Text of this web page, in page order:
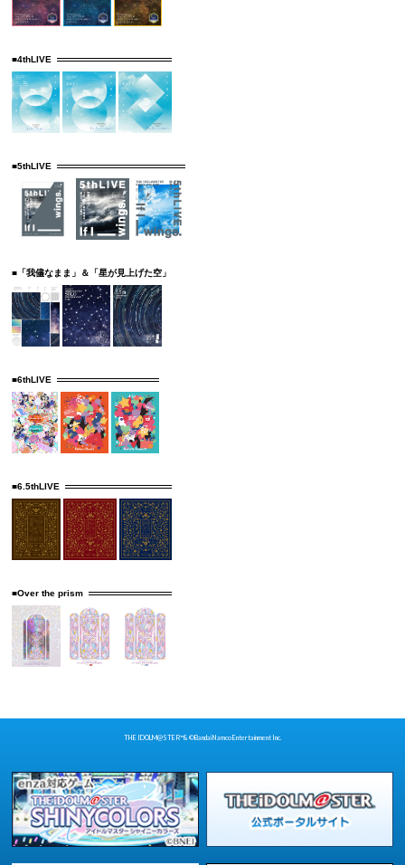
■4thLIVE
■5thLIVE
■「我儘なまま」＆「星が見上げた空」
■6thLIVE
■6.5thLIVE
■Over the prism
THE IDOLM@STER™& ©Bandai Namco Entertainment Inc.